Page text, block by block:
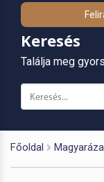
Keresés
Találja meg
Főoldal